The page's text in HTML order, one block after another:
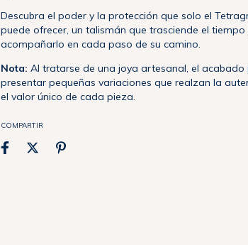
Descubra el poder y la protección que solo el
puede ofrecer, un talismán que trasciende el
acompañarlo en cada paso de su camino.
Nota: Al tratarse de una joya artesanal, el acabado
presentar pequeñas variaciones que realzan la
el valor único de cada pieza.
COMPARTIR